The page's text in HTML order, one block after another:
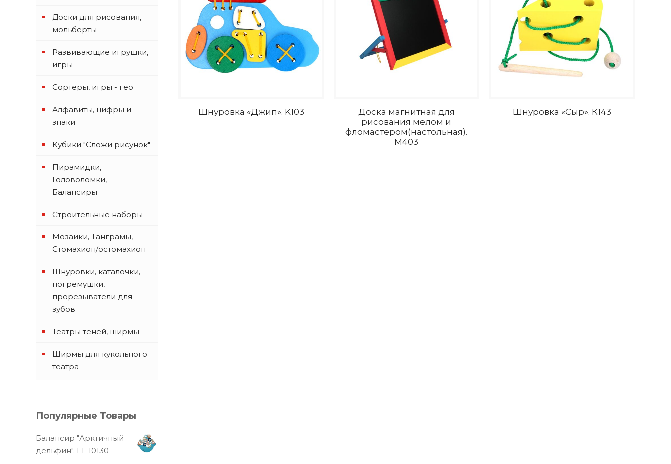
Шнуровка «Джип». K103
Доска магнитная для
рисования мелом и
фломастером(настольная).
М403
Шнуровка «Сыр». К143
Доски для рисования,
мольберты
Развивающие игрушки,
игры
Сортеры, игры - гео
Алфавиты, цифры и
знаки
Кубики "Сложи рисунок"
Пирамидки,
Головоломки,
Балансиры
Строительные наборы
Мозаики, Танграмы,
Стомахион/остомахион
Шнуровки, каталочки,
погремушки,
прорезыватели для
зубов
Театры теней, ширмы
Ширмы для кукольного
театра
Популярные Товары
Балансир "Арктичный
дельфин". LT-10130